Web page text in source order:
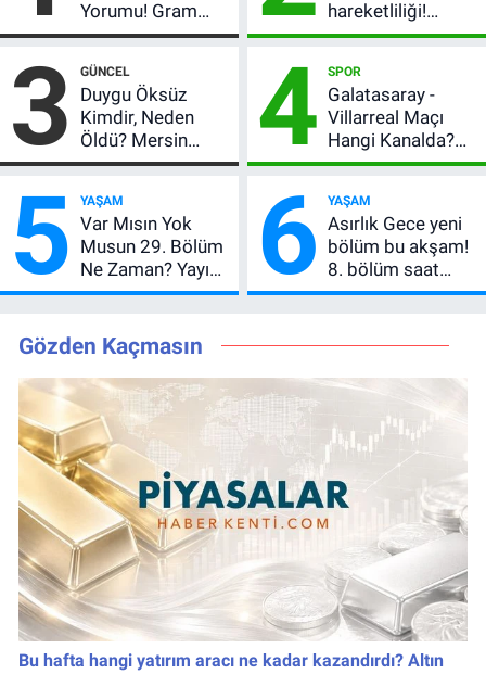
Yorumu! Gram
Altın İçin 6.350 TL
Beklentisi
Değişmedi
hareketliliği!
Yönetim 5 bölge
bastı
3 GÜNCEL
Duygu Öksüz
Kimdir, Neden
Öldü? Mersin
Basınının Acı
4 SPOR
Galatasaray -
Villarreal Maçı
Hangi Kanalda?
Hazırlık Maçı Ne
Kaçta, Nereden
İzlenir?
5 YAŞAM
Var Mısın Yok
Musun 29. Bölüm
Ne Zaman? Yayın
Günü Değişti, Yeni
6 YAŞAM
Asırlık Gece yeni
bölüm bu akşam!
8. bölüm saat
kaçta, TRT 1 canlı
Gözden Kaçmasın
Bu hafta hangi yatırım aracı ne kadar kazandırdı? Altın